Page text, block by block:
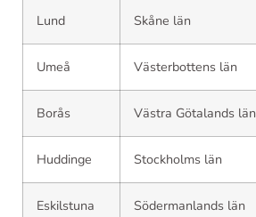
Lund Skåne län
Umeå Västerbottens län
Borås Västra Götalands län
Huddinge Stockholms län
Eskilstuna Södermanlands län